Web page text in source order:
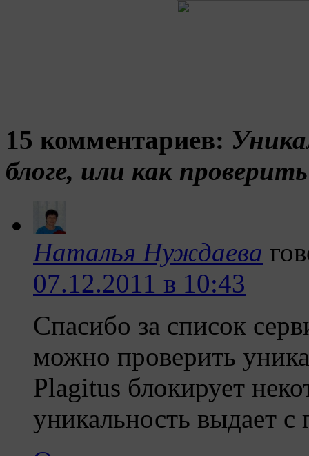
15 комментариев:
блоге, или как
Наталья Нуждаева
07.12.2011 в 10:43
Спасибо за список
можно проверить
Plagitus блокирует
уникальность выдает